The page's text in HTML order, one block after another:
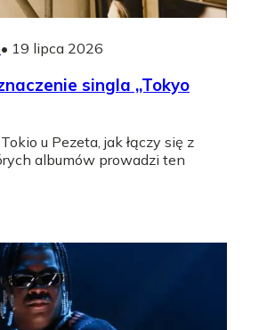
• 19 lipca 2026
singla „Tokyo
u Pezeta, jak łączy się z
albumów prowadzi ten